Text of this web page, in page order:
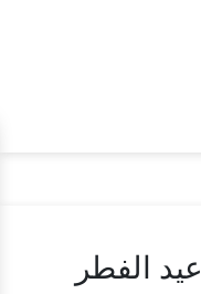
الفطر